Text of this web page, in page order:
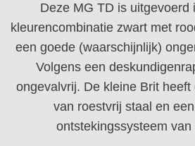
Deze MG TD is uitgevoerd
kleurencombinatie zwart met
een goede (waarschijnlijk)
Volgens een
ongevalvrij. De kleine Brit
van roestvrij staal en
ontstekingssysteem van